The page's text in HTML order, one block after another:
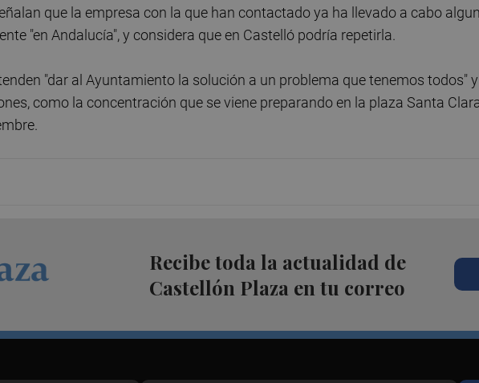
que la empresa con la que han contactado ya ha llevado a cabo
"en Andalucía", y considera que en Castelló podría repetirla.
"dar al Ayuntamiento la solución a un problema que tenemos todos" y
como la concentración que se viene preparando en la plaza Santa
Recibe toda la actualidad de
Castellón Plaza en tu correo